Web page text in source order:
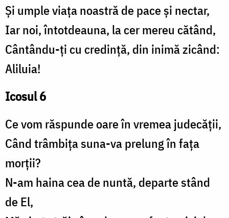
Și umple viața noastră de pace și nectar,
Iar noi, întotdeauna, la cer mereu cătând,
Cântându-ți cu credință, din inimă zicând:
Aliluia!
Icosul 6
Ce vom răspunde oare în vremea judecății,
Când trâmbița suna-va prelung în fața
morții?
N-am haina cea de nuntă, departe stând
de El,